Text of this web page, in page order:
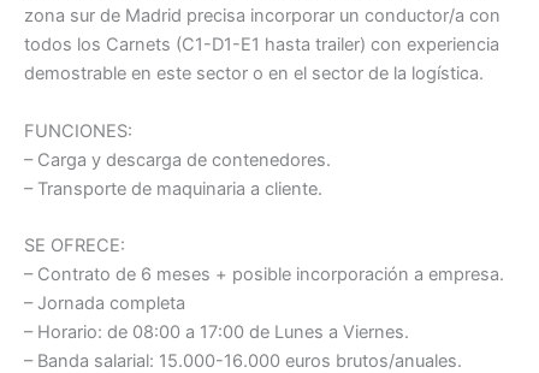
zona sur de Madrid precisa incorporar un conductor/a con
todos los Carnets (C1-D1-E1 hasta trailer) con experiencia
demostrable en este sector o en el sector de la logística.
FUNCIONES:
– Carga y descarga de contenedores.
– Transporte de maquinaria a cliente.
SE OFRECE:
– Contrato de 6 meses + posible incorporación a empresa.
– Jornada completa
– Horario: de 08:00 a 17:00 de Lunes a Viernes.
– Banda salarial: 15.000-16.000 euros brutos/anuales.